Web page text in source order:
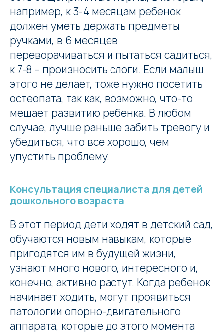
например, к 3-4 месяцам ребенок
должен уметь держать предметы
ручками, в 6 месяцев
переворачиваться и пытаться садиться,
к 7-8 – произносить слоги. Если малыш
этого не делает, тоже нужно посетить
остеопата, так как, возможно, что-то
мешает развитию ребенка. В любом
случае, лучше раньше забить тревогу и
убедиться, что все хорошо, чем
упустить проблему.
Консультация специалиста для детей
дошкольного возраста
В этот период дети ходят в детский сад,
обучаются новым навыкам, которые
пригодятся им в будущей жизни,
узнают много нового, интересного и,
конечно, активно растут. Когда ребенок
начинает ходить, могут проявиться
патологии опорно-двигательного
аппарата, которые до этого момента